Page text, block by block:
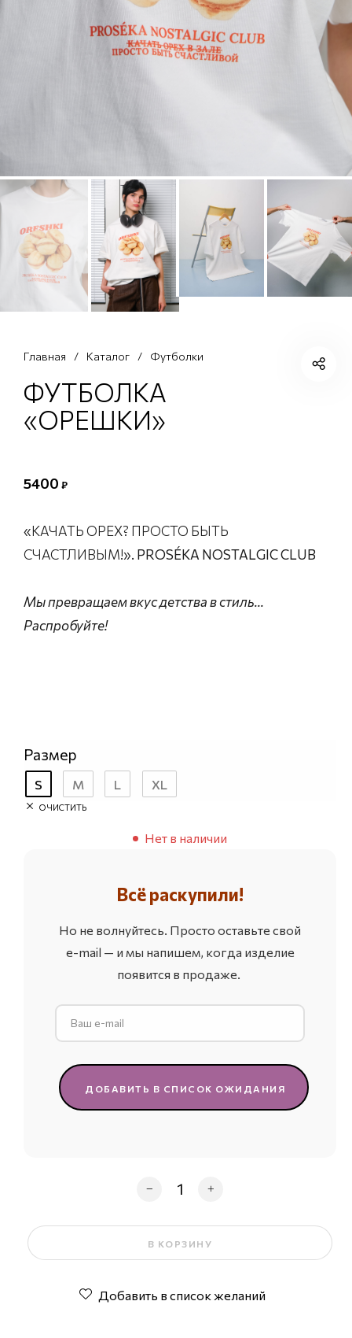
Главная / Каталог / Футболки
ФУТБОЛКА
«ОРЕШКИ»
5400 ₽
«КАЧАТЬ ОРЕХ? ПРОСТО БЫТЬ
СЧАСТЛИВЫМ!». PROSÉKA NOSTALGIC CLUB
Мы превращаем вкус детства в стиль…
Распробуйте!
Размер
S M L XL
ОЧИСТИТЬ
Нет в наличии
Всё раскупили!
Но не волнуйтесь. Просто оставьте свой
e-mail — и мы напишем, когда изделие
появится в продаже.
ДОБАВИТЬ В СПИСОК ОЖИДАНИЯ
Количество товара ФУТБОЛКА
В КОРЗИНУ
Добавить в список желаний